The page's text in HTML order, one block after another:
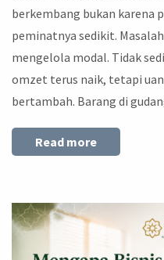
berkembang bukan karena
peminatnya sedikit.
mengelola modal. Tidak
omzet terus naik, tetapi
bertambah. Barang di
Read more